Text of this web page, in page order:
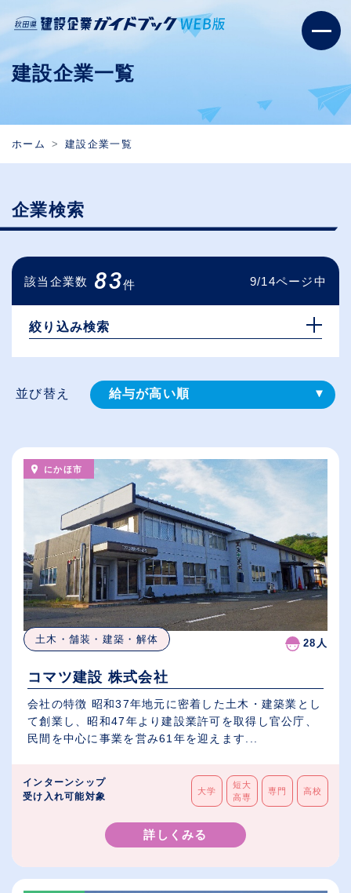
建設企業一覧
ホーム 建設企業一覧
企業検索
該当企業数 83件 9/14ページ中
絞り込み検索
並び替え 給与が高い順
従業員が多い順
休日数が多い順
にかほ市
土木・舗装・建築・解体 28人
コマツ建設 株式会社
会社の特徴 昭和37年地元に密着した土木・建築業とし
て創業し、昭和47年より建設業許可を取得し官公庁、
民間を中心に事業を営み61年を迎えます...
インターンシップ
受け入れ可能対象
大学
短大
高専
専門 高校
詳しくみる